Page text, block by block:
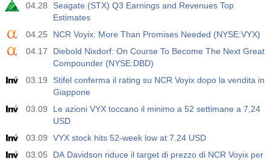
04.28
Seagate (STX) Q3 Earnings and Revenues Top
Estimates
04.25
NCR Voyix: More Than Promises Needed (NYSE:VYX)
04.17
Diebold Nixdorf: On Course To Become The Next Great
Compounder (NYSE:DBD)
03.19
Stifel conferma il rating su NCR Voyix dopo la vendita in
Giappone
03.09
Le azioni VYX toccano il minimo a 52 settimane a 7,24
USD
03.09
VYX stock hits 52-week low at 7.24 USD
03.05
DA Davidson riduce il target di prezzo di NCR Voyix per